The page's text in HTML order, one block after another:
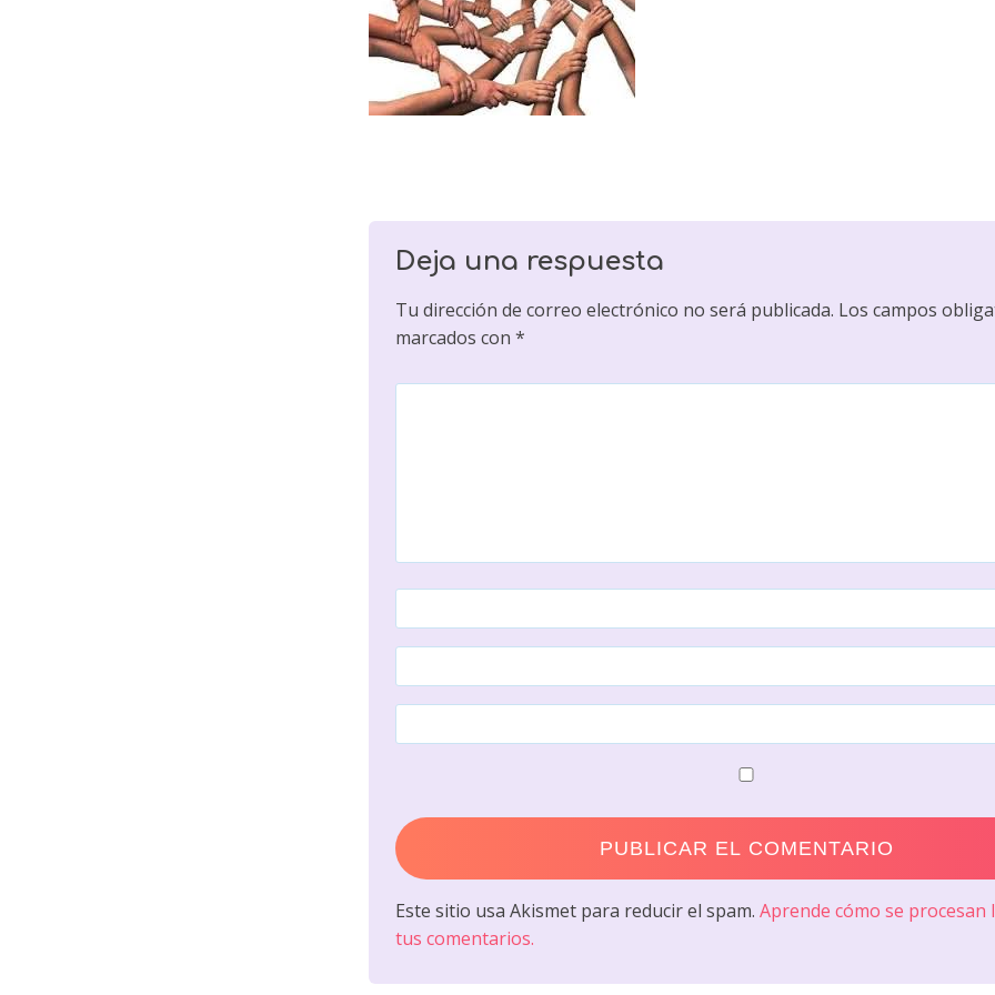
Deja una respuesta
Tu dirección de correo electrónico no será publicada. Los campos
marcados con *
Este sitio usa Akismet para reducir el spam. Aprende cómo se procesan
tus comentarios.